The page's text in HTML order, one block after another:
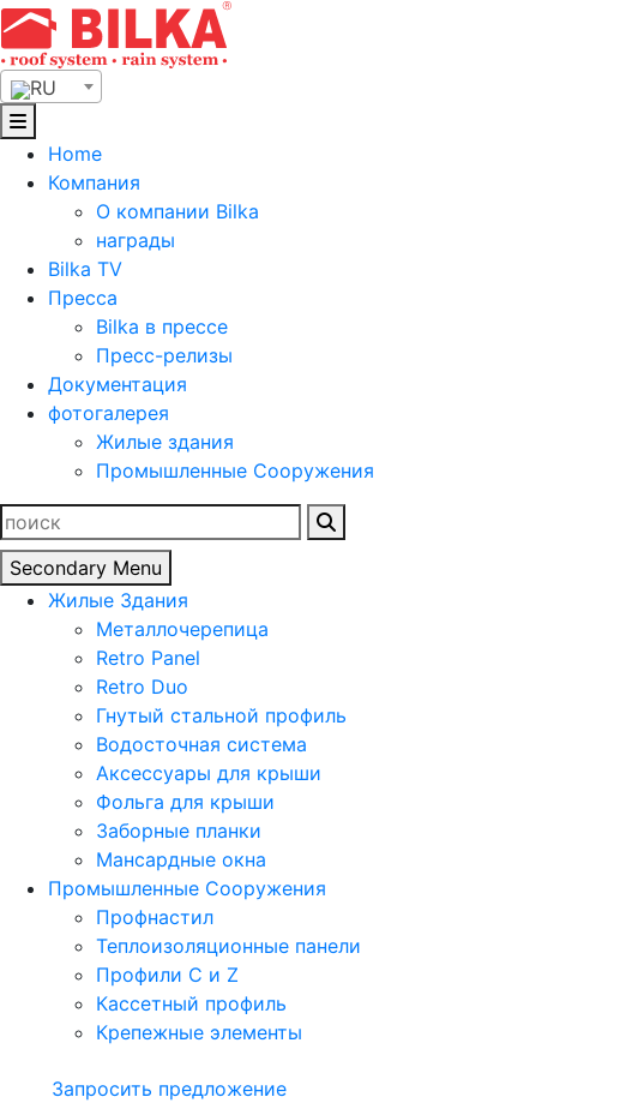
Skip
to
content
RU
Home
Компания
О компании Bilka
награды
Bilka TV
Пресса
Bilka в прессе
Пресс-релизы
Документация
фотогалерея
Жилые здания
Промышленные Сооружения
Найти:
Secondary Menu
Жилые Здания
Металлочерепица
Retro Panel
Retro Duo
Гнутый стальной профиль
Водосточная система
Аксессуары для крыши
Фольга для крыши
Заборные планки
Мансардные окна
Промышленные Сооружения
Профнастил
Теплоизоляционные панели
Профили C и Z
Кассетный профиль
Крепежные элементы
Запросить предложение